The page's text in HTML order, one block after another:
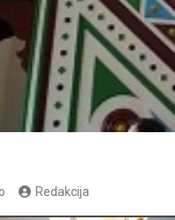
Redakcija